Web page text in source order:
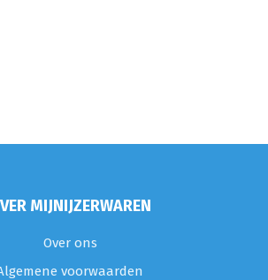
MIJNIJZERWAREN
Over ons
voorwaarden